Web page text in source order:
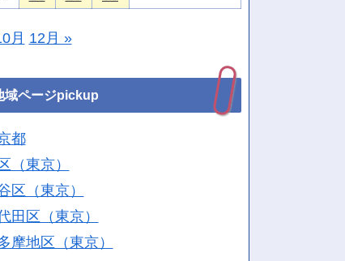
月 12月 »
域ページpickup
都
（東京）
区（東京）
田区（東京）
摩地区（東京）